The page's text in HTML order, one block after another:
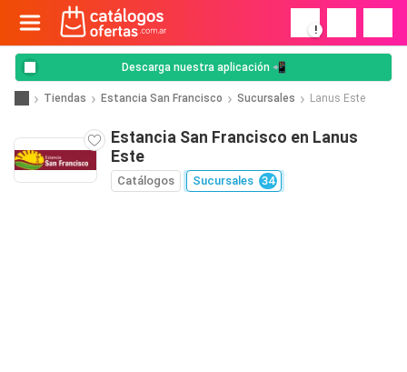
!
Descarga nuestra aplicación 📲
Tiendas Estancia San Francisco Sucursales Lanus Este
Estancia San Francisco en Lanus
Este
Catálogos Sucursales 34